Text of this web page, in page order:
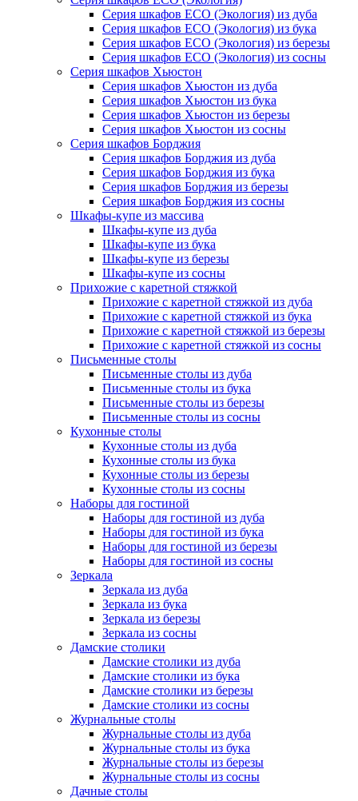
Серия шкафов ECO (Экология) из дуба
Серия шкафов ECO (Экология) из бука
Серия шкафов ECO (Экология) из березы
Серия шкафов ECO (Экология) из сосны
Серия шкафов Хьюстон
Серия шкафов Хьюстон из дуба
Серия шкафов Хьюстон из бука
Серия шкафов Хьюстон из березы
Серия шкафов Хьюстон из сосны
Серия шкафов Борджия
Серия шкафов Борджия из дуба
Серия шкафов Борджия из бука
Серия шкафов Борджия из березы
Серия шкафов Борджия из сосны
Шкафы-купе из массива
Шкафы-купе из дуба
Шкафы-купе из бука
Шкафы-купе из березы
Шкафы-купе из сосны
Прихожие с каретной стяжкой
Прихожие с каретной стяжкой из дуба
Прихожие с каретной стяжкой из бука
Прихожие с каретной стяжкой из березы
Прихожие с каретной стяжкой из сосны
Письменные столы
Письменные столы из дуба
Письменные столы из бука
Письменные столы из березы
Письменные столы из сосны
Кухонные столы
Кухонные столы из дуба
Кухонные столы из бука
Кухонные столы из березы
Кухонные столы из сосны
Наборы для гостиной
Наборы для гостиной из дуба
Наборы для гостиной из бука
Наборы для гостиной из березы
Наборы для гостиной из сосны
Зеркала
Зеркала из дуба
Зеркала из бука
Зеркала из березы
Зеркала из сосны
Дамские столики
Дамские столики из дуба
Дамские столики из бука
Дамские столики из березы
Дамские столики из сосны
Журнальные столы
Журнальные столы из дуба
Журнальные столы из бука
Журнальные столы из березы
Журнальные столы из сосны
Дачные столы